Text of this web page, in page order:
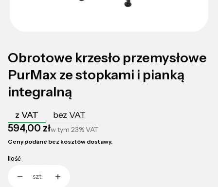
Obrotowe krzesło przemysłowe
PurMax ze stopkami i pianką
integralną
z VAT bez VAT
Cena
594,00 złw tym 23%VAT
Ceny podane bez kosztów dostawy.
Ilość
szt.